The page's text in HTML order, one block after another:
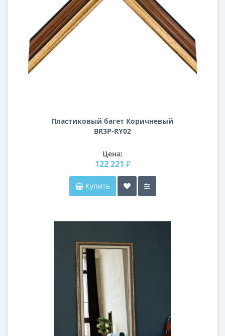
Пластиковый багет Коричневый
BR3P-RY02
Цена:
122 221 ₽
Купить